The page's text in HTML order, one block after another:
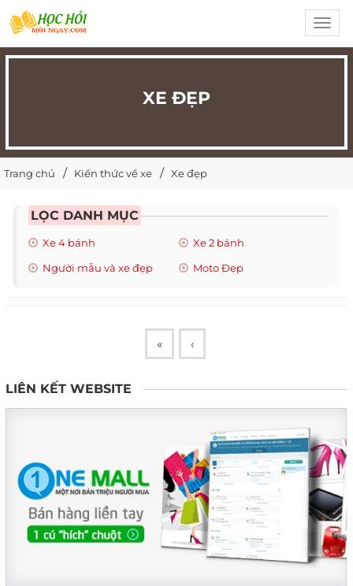
XE ĐẸP
Trang chủ Kiến thức về xe Xe đẹp
LỌC DANH MỤC
Xe 4 bánh
Xe 2 bánh
Người mẫu và xe đẹp
Moto Đẹp
« ‹
LIÊN KẾT WEBSITE